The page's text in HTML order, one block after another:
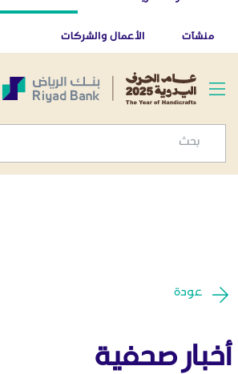
أخبار صحفية - المركز
تطبيق بنك الرياض
منشآت الأعمال والشركات
عودة
أخبار صحفية